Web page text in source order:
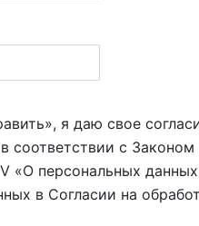
я даю свое
соответствии с Законом
«О персональных
в Согласии на